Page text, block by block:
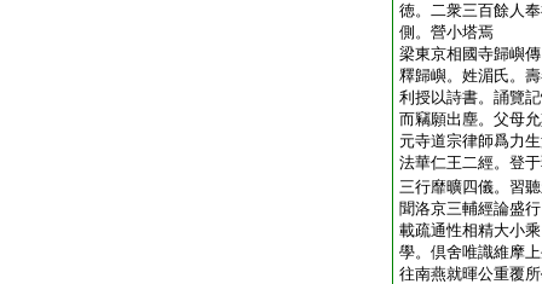
徳。二衆三百餘人
側。營小塔焉
梁東京相國寺歸嶼傳
釋歸嶼。姓湄氏。
利授以詩書。誦覽
而竊願出塵。父母
元寺道宗律師爲力
法華仁王二經。登
三行靡曠四儀。習
聞洛京三輔經論盛
載疏通性相精大小
學。倶舍唯識維摩
往南燕就暉公重覆